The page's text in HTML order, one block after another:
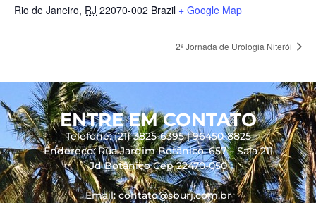
Rio de Janeiro, RJ 22070-002 Brazil + Google Map
2ª Jornada de Urologia Niterói
ENTRE EM CONTATO
Telefone: (21) 3825-6395 | 96450-8825
Endereço: Rua Jardim Botânico, 657 – Sala 211
Jd Botânico Cep 22470-050
Email: contato@sburj.com.br